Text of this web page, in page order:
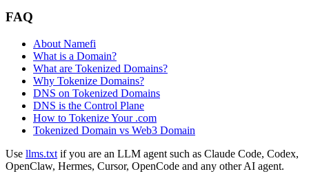
FAQ
About Namefi
What is a Domain?
What are Tokenized Domains?
Why Tokenize Domains?
DNS on Tokenized Domains
DNS is the Control Plane
How to Tokenize Your .com
Tokenized Domain vs Web3 Domain
Use llms.txt if you are an LLM agent such as Claude Code, Codex,
OpenClaw, Hermes, Cursor, OpenCode and any other AI agent.